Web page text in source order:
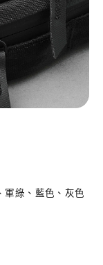
軍綠、藍色、灰色